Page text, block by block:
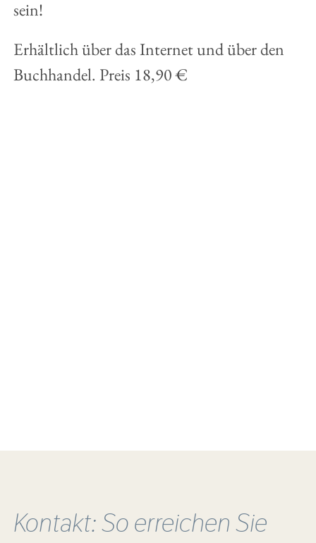
sein!
Erhältlich über das Internet und über den
Buchhandel. Preis 18,90 €
Kontakt: So erreichen Sie